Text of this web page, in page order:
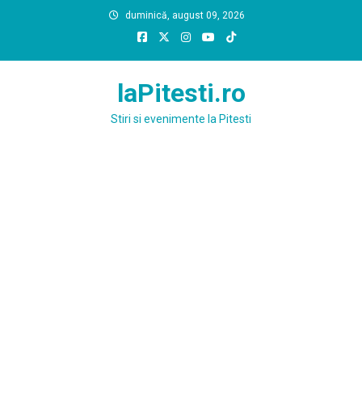
duminică, august 09, 2026
laPitesti.ro
Stiri si evenimente la Pitesti